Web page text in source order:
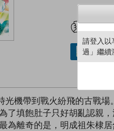
借閱
光機帶到戰火紛飛的古戰
了填飽肚子只好胡亂認親
為離奇的是，明成祖朱棣
請登入以
過」繼續